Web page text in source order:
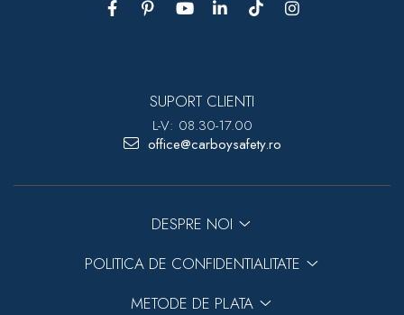
SUPORT CLIENTI
L-V: 08.30-17.00
office@carboysafety.ro
DESPRE NOI
POLITICA DE CONFIDENTIALITATE
METODE DE PLATA